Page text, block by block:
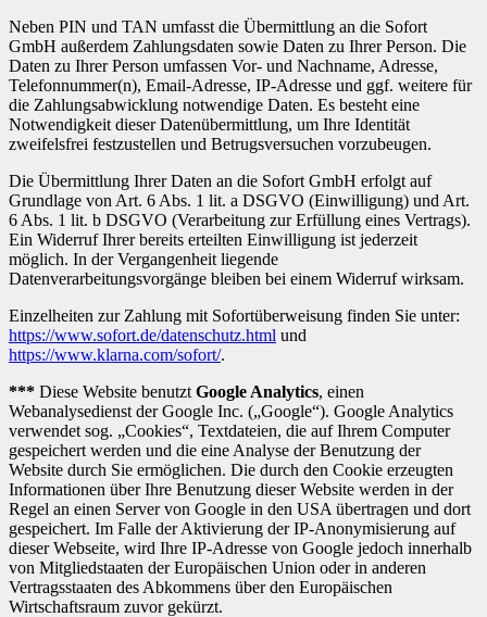
Neben PIN und TAN umfasst die Übermittlung an die Sofort
GmbH außerdem Zahlungsdaten sowie Daten zu Ihrer Person. Die
Daten zu Ihrer Person umfassen Vor- und Nachname, Adresse,
Telefonnummer(n), Email-Adresse, IP-Adresse und ggf. weitere für
die Zahlungsabwicklung notwendige Daten. Es besteht eine
Notwendigkeit dieser Datenübermittlung, um Ihre Identität
zweifelsfrei festzustellen und Betrugsversuchen vorzubeugen.
Die Übermittlung Ihrer Daten an die Sofort GmbH erfolgt auf
Grundlage von Art. 6 Abs. 1 lit. a DSGVO (Einwilligung) und Art.
6 Abs. 1 lit. b DSGVO (Verarbeitung zur Erfüllung eines Vertrags).
Ein Widerruf Ihrer bereits erteilten Einwilligung ist jederzeit
möglich. In der Vergangenheit liegende
Datenverarbeitungsvorgänge bleiben bei einem Widerruf wirksam.
Einzelheiten zur Zahlung mit Sofortüberweisung finden Sie unter:
https://www.sofort.de/datenschutz.html und
https://www.klarna.com/sofort/.
*** Diese Website benutzt Google Analytics, einen
Webanalysedienst der Google Inc. („Google“). Google Analytics
verwendet sog. „Cookies“, Textdateien, die auf Ihrem Computer
gespeichert werden und die eine Analyse der Benutzung der
Website durch Sie ermöglichen. Die durch den Cookie erzeugten
Informationen über Ihre Benutzung dieser Website werden in der
Regel an einen Server von Google in den USA übertragen und dort
gespeichert. Im Falle der Aktivierung der IP-Anonymisierung auf
dieser Webseite, wird Ihre IP-Adresse von Google jedoch innerhalb
von Mitgliedstaaten der Europäischen Union oder in anderen
Vertragsstaaten des Abkommens über den Europäischen
Wirtschaftsraum zuvor gekürzt.